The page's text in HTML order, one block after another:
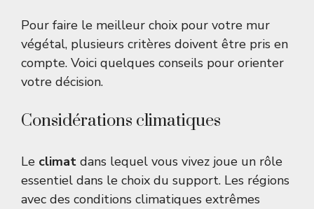
Pour faire le meilleur choix pour votre mur
végétal, plusieurs critères doivent être pris en
compte. Voici quelques conseils pour orienter
votre décision.
Considérations climatiques
Le climat dans lequel vous vivez joue un rôle
essentiel dans le choix du support. Les régions
avec des conditions climatiques extrêmes